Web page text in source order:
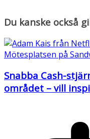
Du kanske också
Snabba Cash-
området – vill